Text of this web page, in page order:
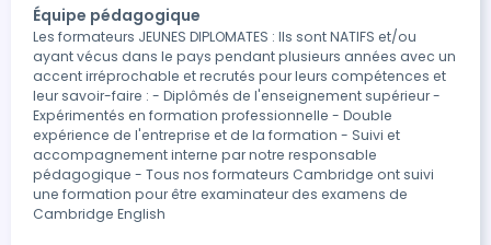
Équipe pédagogique
Les formateurs JEUNES DIPLOMATES : Ils sont NATIFS et/ou
ayant vécus dans le pays pendant plusieurs années avec un
accent irréprochable et recrutés pour leurs compétences et
leur savoir-faire : - Diplômés de l'enseignement supérieur -
Expérimentés en formation professionnelle - Double
expérience de l'entreprise et de la formation - Suivi et
accompagnement interne par notre responsable
pédagogique - Tous nos formateurs Cambridge ont suivi
une formation pour être examinateur des examens de
Cambridge English